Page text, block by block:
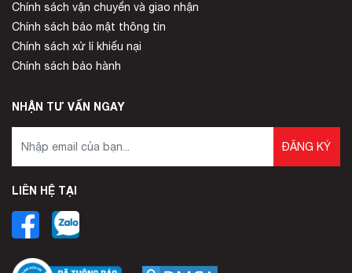
Chính sách vận chuyển và giao nhận
Chính sách bảo mật thông tin
Chính sách xử lí khiếu nại
Chính sách bảo hành
NHẬN TƯ VẤN NGAY
ĐĂNG KÝ
LIÊN HỆ TẠI